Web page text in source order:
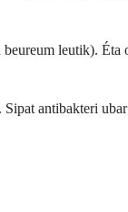
leutik). Éta
antibakteri